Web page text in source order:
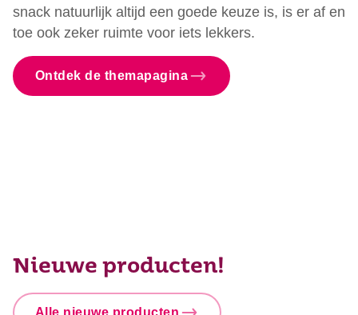
snack natuurlijk altijd een goede keuze is, is er af en
toe ook zeker ruimte voor iets lekkers.
Ontdek de themapagina
Nieuwe producten!